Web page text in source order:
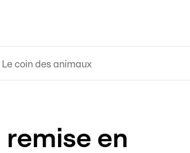
Le coin des animaux
remise en